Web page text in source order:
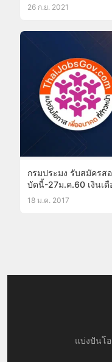
26 ก.ย. 2021
กรมประมง รับสมัครส
บัดนี้-27ม.ค.60 เงินเดื
18 ม.ค. 2017
แบ่งปันโ